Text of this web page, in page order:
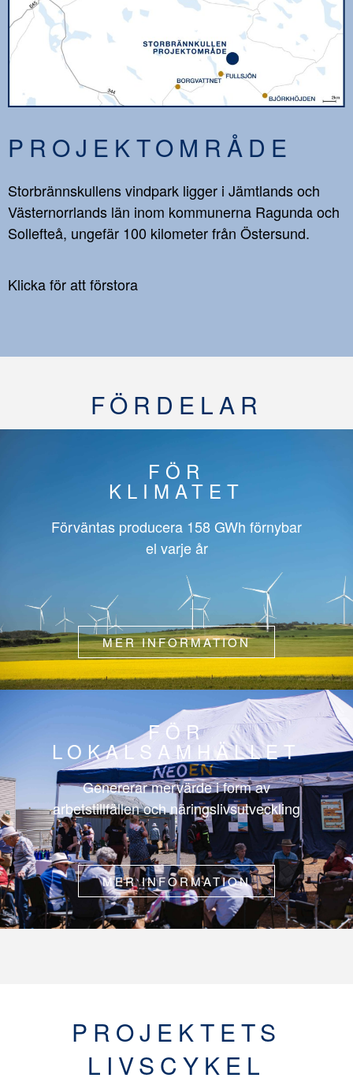
PROJEKTOMRÅDE
Storbrännskullens vindpark ligger i Jämtlands och
Västernorrlands län inom kommunerna Ragunda och
Sollefteå, ungefär 100 kilometer från Östersund.
Klicka för att förstora
FÖRDELAR
FÖR
KLIMATET
Förväntas producera 158 GWh förnybar
el varje år
MER INFORMATION
FÖR
LOKALSAMHÄLLET
Genererar mervärde i form av
arbetstillfällen och näringslivsutveckling
MER INFORMATION
PROJEKTETS
LIVSCYKEL